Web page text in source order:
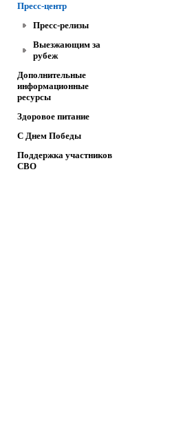
Пресс-центр
Пресс-релизы
Выезжающим за
рубеж
Дополнительные
информационные
ресурсы
Здоровое питание
C Днем Победы
Поддержка участников
СВО